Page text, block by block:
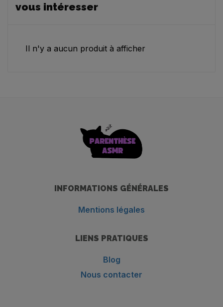
vous intéresser
Il n'y a aucun produit à afficher
INFORMATIONS GÉNÉRALES
Mentions légales
LIENS PRATIQUES
Blog
Nous contacter